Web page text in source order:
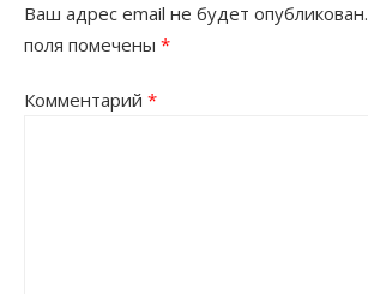
Ваш адрес email не будет опубликован.
поля помечены *
Комментарий *